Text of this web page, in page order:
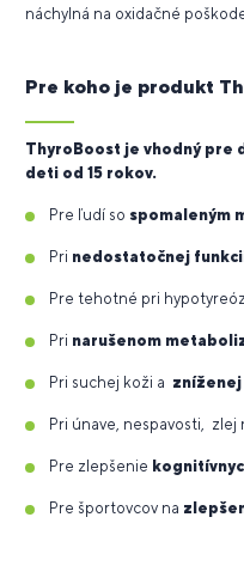
náchylná na oxidačné
Pre koho je produkt
ThyroBoost je vhodný pre
deti od 15 rokov.
Pre ľudí so spomaleným
Pri nedostatočnej
Pre tehotné pri
Pri narušenom
Pri suchej koži a zníženej
Pri únave, nespavosti,
Pre zlepšenie
Pre športovcov na